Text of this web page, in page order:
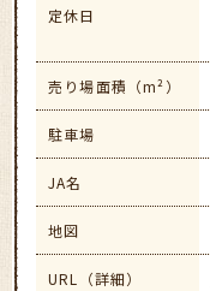
定休日
売り場面積（m²）
駐車場
JA名
地図
URL（詳細）